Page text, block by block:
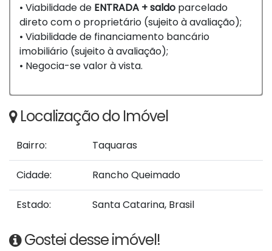
• Viabilidade de ENTRADA + saldo parcelado
direto com o proprietário (sujeito à avaliação);
• Viabilidade de financiamento bancário
imobiliário (sujeito à avaliação);
• Negocia-se valor à vista.
Localização do Imóvel
Bairro: Taquaras
Cidade: Rancho Queimado
Estado: Santa Catarina, Brasil
Gostei desse imóvel!